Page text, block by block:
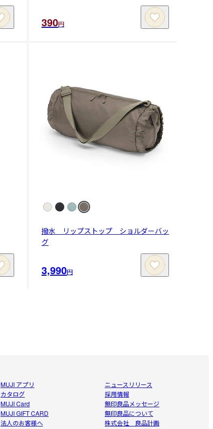
390円
撥水 リップストップ ショルダーバッ
グ
3,990円
MUJI アプリ
カタログ
MUJI Card
MUJI GIFT CARD
法人のお客様へ
ニュースリリース
採用情報
無印良品メッセージ
無印良品について
株式会社 良品計画